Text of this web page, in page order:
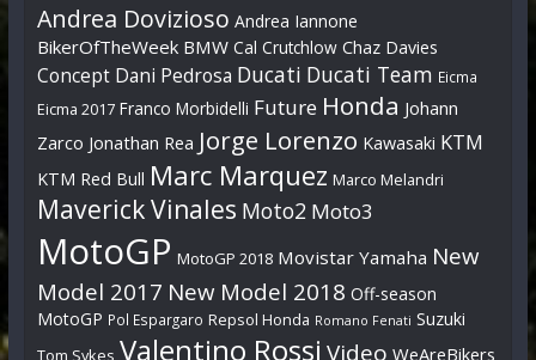
Andrea Dovizioso Andrea Iannone
BikerOfTheWeek BMW Cal Crutchlow Chaz Davies
Concept Dani Pedrosa Ducati Ducati Team Eicma
Eicma 2017 Franco Morbidelli Future Honda Johann
Zarco Jonathan Rea Jorge Lorenzo Kawasaki KTM
KTM Red Bull Marc Marquez Marco Melandri
Maverick Vinales Moto2 Moto3
MotoGP MotoGP 2018 Movistar Yamaha New
Model 2017 New Model 2018 Off-season
MotoGP Pol Espargaro Repsol Honda Romano Fenati Suzuki
Tom Sykes Valentino Rossi Video WeAreBikers